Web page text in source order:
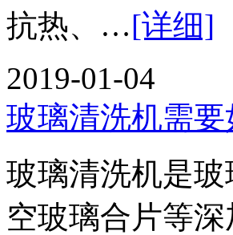
抗热、…[详细]
2019-01-04
玻璃清洗机需
玻璃清洗机是
空玻璃合片等